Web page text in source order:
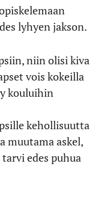
lyhyen jakson.
niin olisi kiva
vois kokeilla
kouluihin
kehollisuutta
muutama askel,
edes puhua